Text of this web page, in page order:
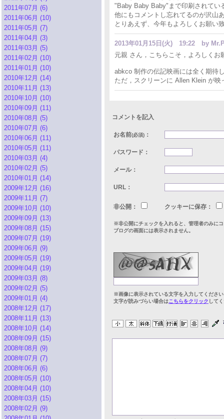
2011年07月 (6)
2011年06月 (10)
2011年05月 (7)
2011年04月 (3)
2011年03月 (5)
2011年02月 (10)
2011年01月 (10)
2010年12月 (14)
2010年11月 (13)
2010年10月 (10)
2010年09月 (11)
2010年08月 (5)
2010年07月 (6)
2010年06月 (11)
2010年05月 (11)
2010年03月 (4)
2010年02月 (5)
2010年01月 (14)
2009年12月 (16)
2009年11月 (7)
2009年10月 (10)
2009年09月 (13)
2009年08月 (15)
2009年07月 (19)
2009年06月 (9)
2009年05月 (19)
2009年04月 (19)
2009年03月 (8)
2009年02月 (5)
2009年01月 (4)
2008年12月 (17)
2008年11月 (13)
2008年10月 (14)
2008年09月 (15)
2008年08月 (9)
2008年07月 (7)
2008年06月 (6)
2008年05月 (10)
2008年04月 (10)
2008年03月 (15)
2008年02月 (9)
"Baby Baby Baby"まで印刷されてい
他にもコメントし忘れてるのが沢山
とりあえず、今年もよろしくお願い
2013年01月15日(火) 19:22 by
元親 さん，こちらこそ，よろしくお
abkco 制作の伝記映画には全く期待
ただ，スクリーンに Allen Klein が
コメントを記入
お名前(必須) ：
パスワード：
メール：
URL：
非公開： クッキーに保存：
※非公開にチェックを入れると、管理者のみに
ブログの画面には表示されません。
※画像に表示されている文字を入力してくださ
文字が読みづらい場合はこちらをクリック して